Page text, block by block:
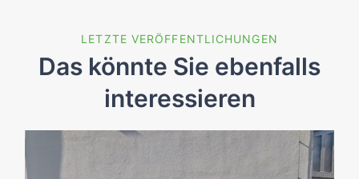
LETZTE VERÖFFENTLICHUNGEN
Das könnte Sie ebenfalls
interessieren